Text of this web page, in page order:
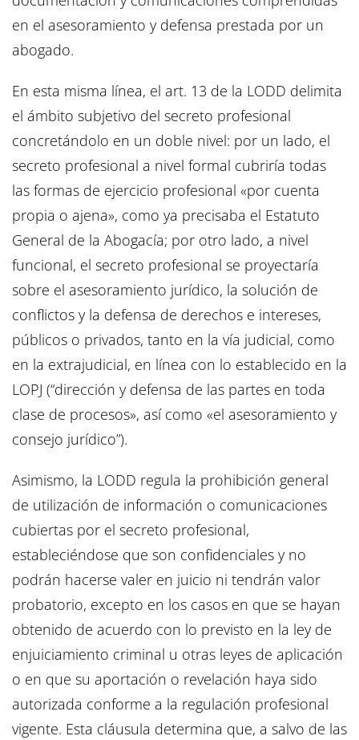
en el asesoramiento y defensa prestada por un
abogado.
En esta misma línea, el art. 13 de la LODD delimita
el ámbito subjetivo del secreto profesional
concretándolo en un doble nivel: por un lado, el
secreto profesional a nivel formal cubriría todas
las formas de ejercicio profesional «por cuenta
propia o ajena», como ya precisaba el Estatuto
General de la Abogacía; por otro lado, a nivel
funcional, el secreto profesional se proyectaría
sobre el asesoramiento jurídico, la solución de
conflictos y la defensa de derechos e intereses,
públicos o privados, tanto en la vía judicial, como
en la extrajudicial, en línea con lo establecido en la
LOPJ (“dirección y defensa de las partes en toda
clase de procesos», así como «el asesoramiento y
consejo jurídico”).
Asimismo, la LODD regula la prohibición general
de utilización de información o comunicaciones
cubiertas por el secreto profesional,
estableciéndose que son confidenciales y no
podrán hacerse valer en juicio ni tendrán valor
probatorio, excepto en los casos en que se hayan
obtenido de acuerdo con lo previsto en la ley de
enjuiciamiento criminal u otras leyes de aplicación
o en que su aportación o revelación haya sido
autorizada conforme a la regulación profesional
vigente. Esta cláusula determina que, a salvo de las